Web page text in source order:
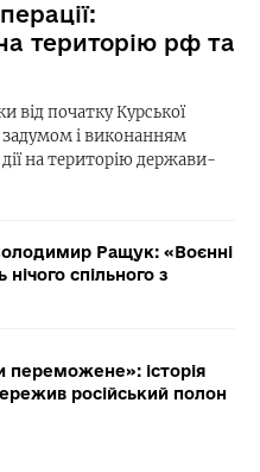
територію рф та
від початку Курської
задумом і виконанням
на територію держави-
Ращук: «Воєнні
спільного з
переможене»: історія
російський полон